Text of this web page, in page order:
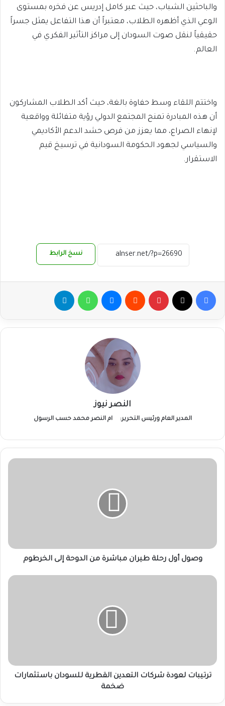
والباحثين الشباب، حيث عبر كامل إدريس عن فخره بمستوى
الوعي الذي أظهره الطلاب، معتبراً أن هذا التفاعل يمثل جسراً
حقيقياً لنقل صوت السودان إلى مراكز التأثير الفكري في
العالم.
واختتم اللقاء وسط حفاوة بالغة، حيث أكد الطلاب المشاركون
أن هذه المبادرة تمنح المجتمع الدولي رؤية متفائلة وواقعية
لإنهاء الصراع، مما يعزز من فرص حشد الدعم الأكاديمي
والسياسي لجهود الحكومة السودانية في ترسيخ قيم
الاستقرار.
نسخ الرابط
فيسبوك بينتيريست ماسنجر واتساب
النصر نيوز
المدير العام ورئيس التحرير: ام النصر محمد حسب الرسول
وصول
الخرطوم
وصول أول رحلة طيران مباشرة من الدوحة إلى الخرطوم
ترتيبات
ترتيبات لعودة شركات التعدين القطرية للسودان باستثمارات
ضخمة